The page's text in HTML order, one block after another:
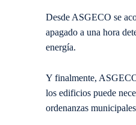
Desde ASGECO se
apagado a una hora
energía.
Y finalmente,
los edificios puede
ordenanzas